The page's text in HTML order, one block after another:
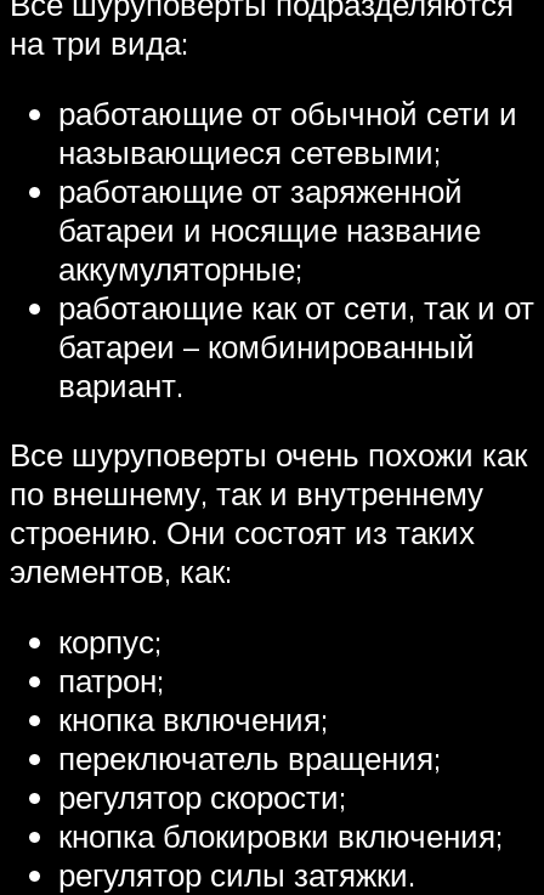
на три вида:
работающие от обычной сети и
называющиеся сетевыми;
работающие от заряженной
батареи и носящие название
аккумуляторные;
работающие как от сети, так и от
батареи – комбинированный
вариант.
Все шуруповерты очень похожи как
по внешнему, так и внутреннему
строению. Они состоят из таких
элементов, как:
корпус;
патрон;
кнопка включения;
переключатель вращения;
регулятор скорости;
кнопка блокировки включения;
регулятор силы затяжки.